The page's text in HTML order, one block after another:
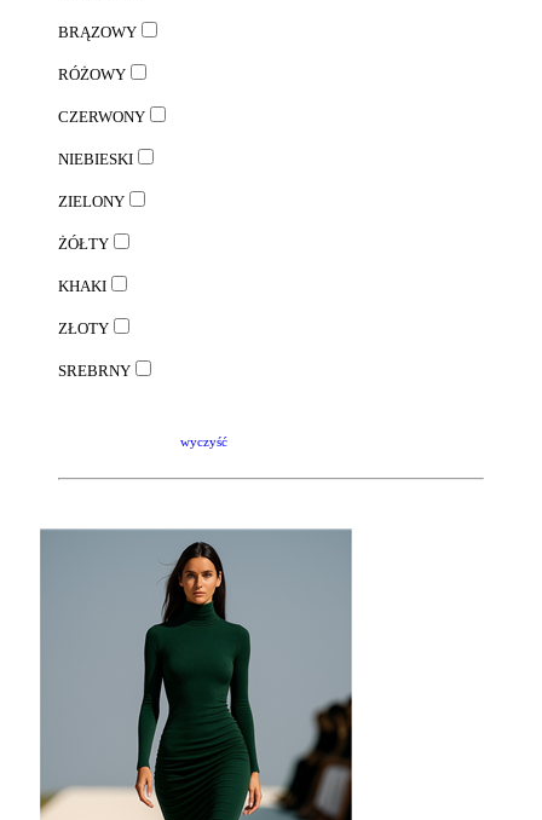
BRĄZOWY
RÓŻOWY
CZERWONY
NIEBIESKI
ZIELONY
ŻÓŁTY
KHAKI
ZŁOTY
SREBRNY
wyczyść